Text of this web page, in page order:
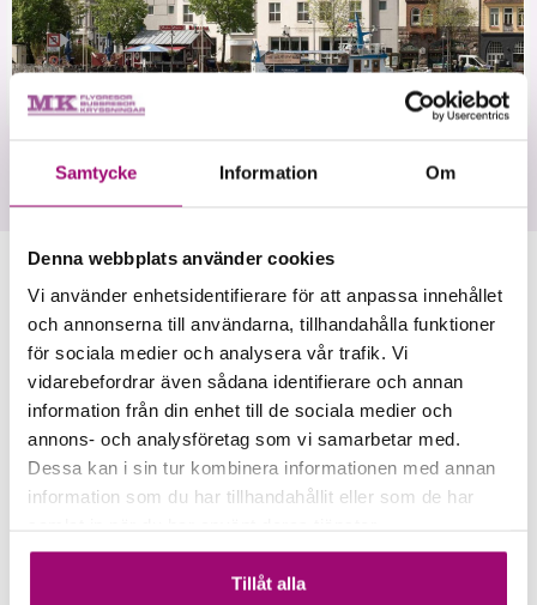
Samtycke Information Om
Denna webbplats använder cookies
Vi använder enhetsidentifierare för att anpassa innehållet
och annonserna till användarna, tillhandahålla funktioner
för sociala medier och analysera vår trafik. Vi
vidarebefordrar även sådana identifierare och annan
information från din enhet till de sociala medier och
annons- och analysföretag som vi samarbetar med.
Dessa kan i sin tur kombinera informationen med annan
information som du har tillhandahållit eller som de har
Tillåt alla
Läs mer om Ramada by Wyndham här
Avgångar & priser
2026-09-03
Flensburg med ön Sylt
Ramada by Wyndham, Flensburg
2
5 695:- Boka
Mer information
Julmarknad i Flensburg
Ramada by Wyndham, Flensburg